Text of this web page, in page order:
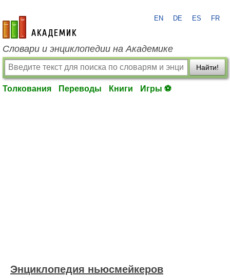
academic.ru
EN DE ES FR
Словари и энциклопедии на Академике
Найти!
Толкования Переводы Книги Игры ⚽
Энциклопедия ньюсмейкеров